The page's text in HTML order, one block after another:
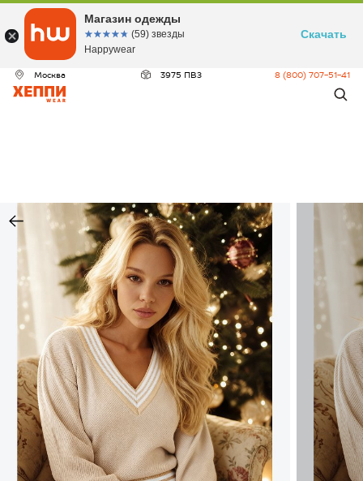
Москва 3975 ПВЗ 8 (800) 707-51-41
Магазин одежды
☆☆☆☆☆
★★★★★ (59) звезды
Happywear
Скачать